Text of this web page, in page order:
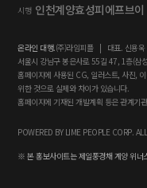
시행 인천계양효성피에프브이
온라인 대행.(주)라임피플 | 대표. 신용욱
서울시 강남구 봉은사로 55길 47, 1층(
홈페이지에 사용된 CG, 일러스트, 사진,
위한 것으로 실제와 차이가 있습니다.
홈페이지에 기재된 개발계획 등은 관계기
POWERED BY LIME PEOPLE CORP.
※ 본 홍보사이트는 제일풍경채 계양 위너